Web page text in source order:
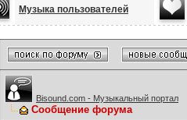
Музыка пользователей
Bisound.com - Музыкальный портал
Сообщение форума